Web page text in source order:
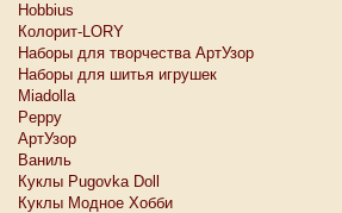
Hobbius
Колорит-LORY
Наборы для творчества АртУзор
Наборы для шитья игрушек
Miadolla
Peppy
АртУзор
Ваниль
Куклы Pugovka Doll
Куклы Модное Хобби